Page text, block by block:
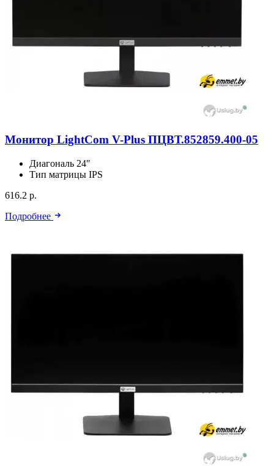
Монитор LightCom V-Plus ПЦВТ.852859.400-05
Диагональ 24″
Тип матрицы IPS
616.2 р.
Подробнее